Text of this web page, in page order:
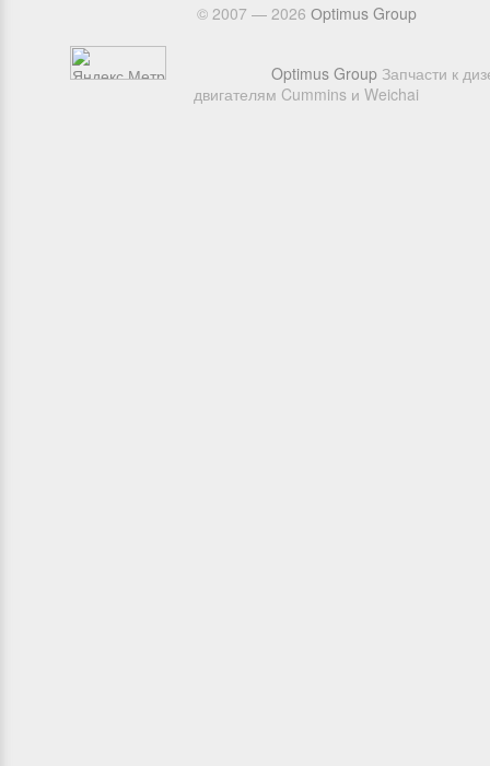
© 2007 — 2026 Оptimus Group
Optimus Group Запчасти к
двигателям Cummins и Weichai